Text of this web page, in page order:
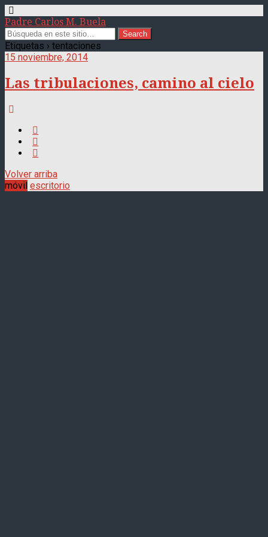
Padre Carlos M. Buela
Etiquetas › tentaciones
15 noviembre, 2014
Las tribulaciones, camino al cielo
Volver arriba
móvil escritorio